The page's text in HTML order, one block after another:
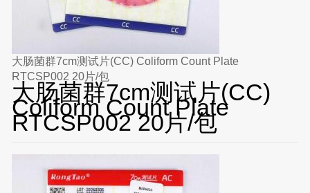
大肠菌群7cm测试片(CC) Coliform Count Plate
RTCSP002 20片/包
大肠菌群7cm测试片(CC)
Coliform Count Plate
RTCSP002 20片/包